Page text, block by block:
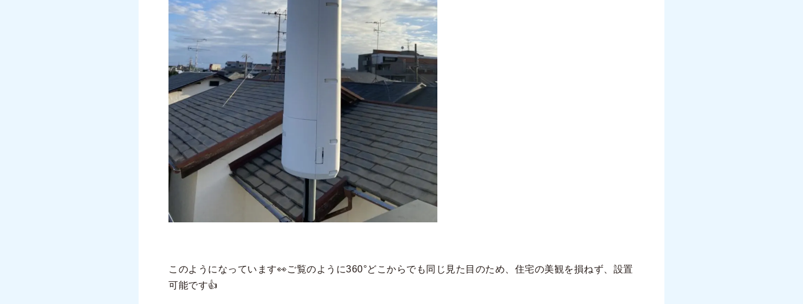
このようになっています👀ご覧のように360°どこからでも同じ見た目のため、住宅の美観を損ねず、設置
可能です👍